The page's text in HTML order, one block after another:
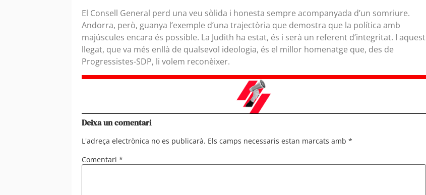
El Consell General perd una veu sòlida i honesta sempre acompanyada d’un somriure.
Andorra, però, guanya l’exemple d’una trajectòria que demostra que la política amb
majúscules encara és possible. La Judith ha estat, és i serà un referent d’integritat. I aquest
llegat, que va més enllà de qualsevol ideologia, és el millor homenatge que, des de
Progressistes-SDP, li volem reconèixer.
Deixa un comentari
L'adreça electrònica no es publicarà. Els camps necessaris estan marcats amb *
Comentari *